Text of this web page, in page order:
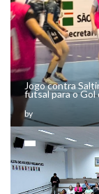
Jogo contra
futsal para o Gol
by